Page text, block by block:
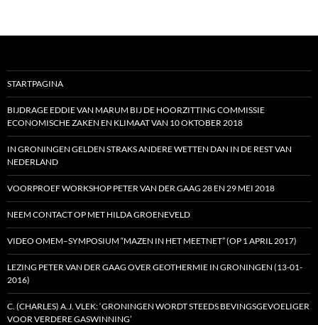
STARTPAGINA
BIJDRAGE EDDIE VAN MARUM BIJ DE HOORZITTING COMMISSIE
ECONOMISCHE ZAKEN EN KLIMAAT VAN 10 OKTOBER 2018
IN GRONINGEN GELDEN STRAKS ANDERE WETTEN DAN IN DE REST VAN
NEDERLAND
VOORPROEF WORKSHOP PETER VAN DER GAAG 28 EN 29 MEI 2018
NEEM CONTACT OP MET HILDA GROENEVELD
VIDEO OMEM–SYMPOSIUM “MAZEN IN HET MEETNET” (OP 1 APRIL 2017)
LEZING PETER VAN DER GAAG OVER GEOTHERMIE IN GRONINGEN (13-01-
2016)
C. (CHARLES) A.J. VLEK: ‘GRONINGEN WORDT STEEDS BEVINGSGEVOELIGER
VOOR VERDERE GASWINNING’